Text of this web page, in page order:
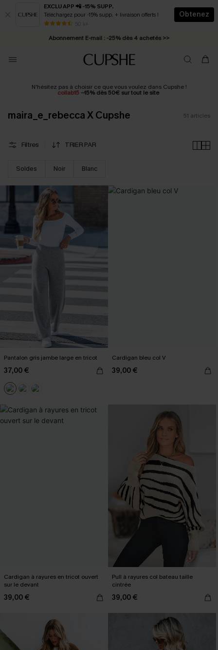
EXCLU APP 📲 -15% SUPP.
Téléchargez pour -15% supp. + livraison offerts !
50 k+
Obtenez
* Livraison éclair 2-3 jours ouvrés >>
Abonnement E-mail : -25% dès 4 achetés >>
N'hésitez pas à choisir ce que vous voulez dans Cupshe !
collab15 --15% dès 50€ sur tout le site
maira_e_rebecca X Cupshe 51 articles
Filtres TRIER PAR
Soldes Noir Blanc
Pantalon gris jambe large en tricot
37,00 €
Cardigan bleu col V
39,00 €
Cardigan à rayures en tricot ouvert
sur le devant
39,00 €
Pull à rayures col bateau taille
cintrée
39,00 €